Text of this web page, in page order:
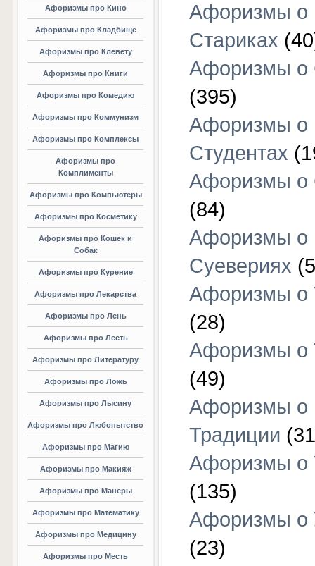
Афоризмы про Кино
Афоризмы про Кладбище
Афоризмы про Клевету
Афоризмы про Книги
Афоризмы про Комедию
Афоризмы про Коммунизм
Афоризмы про Комплексы
Афоризмы про
Комплименты
Афоризмы про Компьютеры
Афоризмы про Косметику
Афоризмы про Кошек и
Собак
Афоризмы про Курение
Афоризмы про Лекарства
Афоризмы про Лень
Афоризмы про Лесть
Афоризмы про Литературу
Афоризмы про Ложь
Афоризмы про Лысину
Афоризмы про Любопытство
Афоризмы про Магию
Афоризмы про Макияж
Афоризмы про Манеры
Афоризмы про Математику
Афоризмы про Медицину
Афоризмы про Месть
Афоризмы о
Стариках
Афоризмы о
(395)
Афоризмы о
Студентах
Афоризмы о
(84)
Афоризмы о
Суевериях
Афоризмы о
(28)
Афоризмы о
(49)
Афоризмы о
Традиции
Афоризмы о
(135)
Афоризмы о
(23)